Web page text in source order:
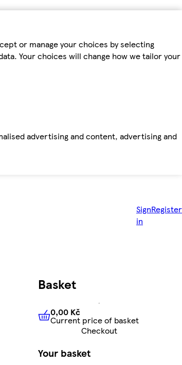
or manage your choices by selecting
Your choices will change how we tailor your
advertising and content, advertising and
Sign
in
Register
Basket
0,00 KčCurrent price of
0,00 Kč
Current price of basket
Checkout
Your basket